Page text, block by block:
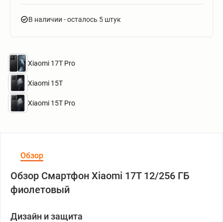
В наличии - осталось 5 штук
Xiaomi 17T Pro
Xiaomi 15T
Xiaomi 15T Pro
Обзор
Обзор Смартфон Xiaomi 17T 12/256 ГБ
фиолетовый
Дизайн и защита